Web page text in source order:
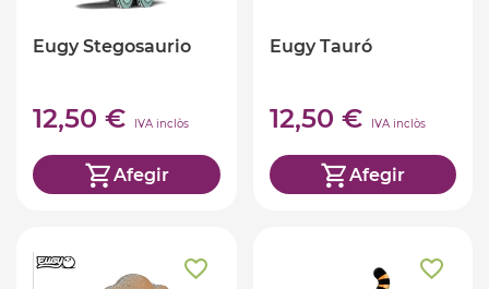
Eugy Stegosaurio
12,50 € IVA inclòs
Afegir
Eugy Tauró
12,50 € IVA inclòs
Afegir